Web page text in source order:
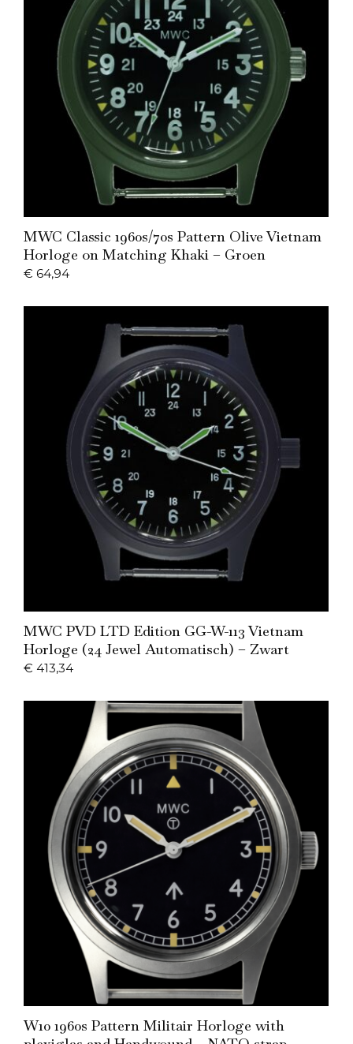
MWC Classic 1960s/70s Pattern Olive Vietnam
Horloge on Matching Khaki – Groen
€ 64,94
MWC PVD LTD Edition GG-W-113 Vietnam
Horloge (24 Jewel Automatisch) – Zwart
€ 413,34
W10 1960s Pattern Militair Horloge with